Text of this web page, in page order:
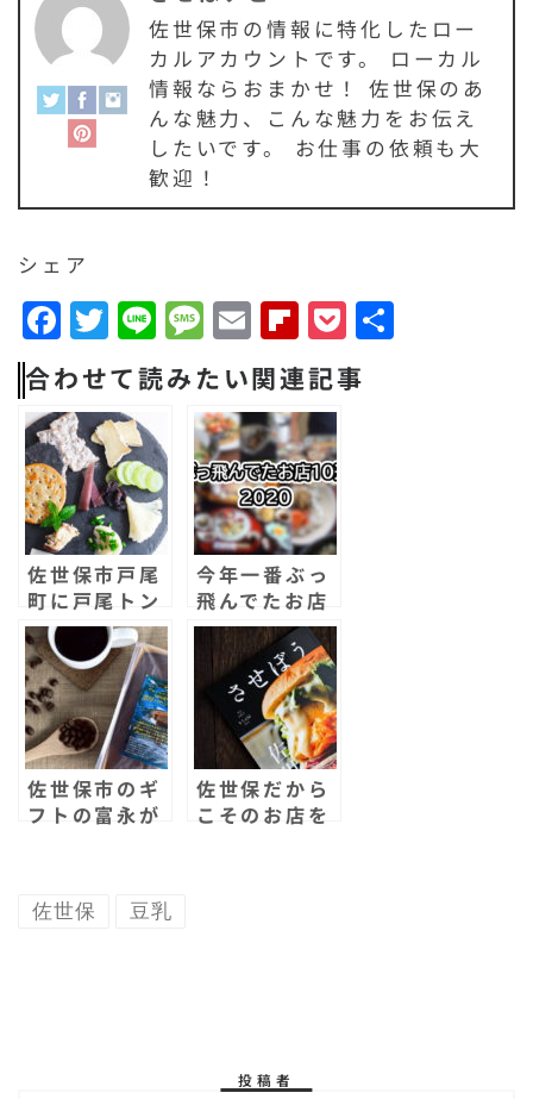
佐世保市の情報に特化したロー
カルアカウントです。 ローカル
情報ならおまかせ！ 佐世保のあ
んな魅力、こんな魅力をお伝え
したいです。 お仕事の依頼も大
歓迎！
シェア
F
a
c
e
b
o
o
k
T
w
it
t
e
r
Li
n
e
M
e
s
s
a
g
e
E
m
a
il
F
li
p
b
o
a
r
d
P
o
c
合わせて読みたい関連記事
佐世保市戸尾
町に戸尾トン
ネルチーズシ
ョップ & ス
タンドカフェ
「なてゅ〜
る」がオープ
ン！
今年一番ぶっ
飛んでたお店
10選！佐世保
を取材し続け
たさせぼナビ
が選ぶ2020
年の衝撃店舗
はコレだ！
佐世保市のギ
フトの富永が
本限定！日本
佐世保だから
こそのお店を
佐世保 豆乳
投稿者